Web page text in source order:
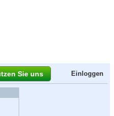
Sie uns Einloggen